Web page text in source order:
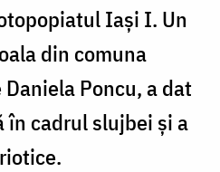
Iaşi I. Un
din comuna
Poncu, a dat
în cadrul slujbei și a